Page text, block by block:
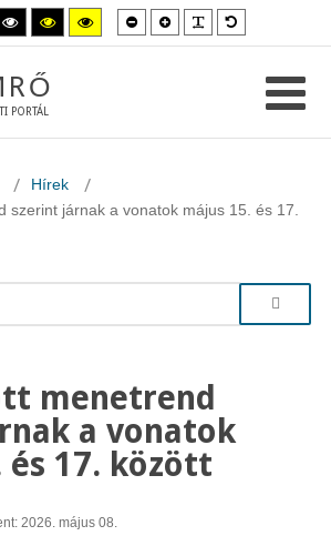
Magas
kontraszt
fekete-
mód.
Magas
kontraszt
fekete-
Magas
kontraszt
sárga-
Kisebb
betűméret
Nagyobb
betűméret
PORTÁL
Hírek
szerint járnak a vonatok május 15. és 17.
menetrend
a vonatok
és 17. között
2026. május 08.